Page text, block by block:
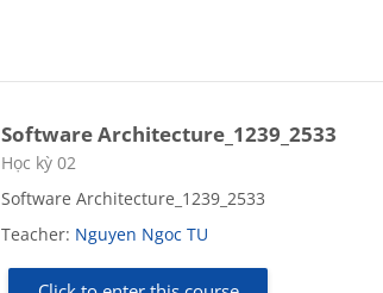
Software Architecture_1239_2533
Course category
Học kỳ 02
Software Architecture_1239_2533
Teacher: Nguyen Ngoc TU